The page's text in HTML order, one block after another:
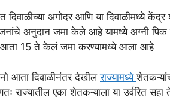
दिवाळीच्या अगोदर आणि या दिवाळीमध्ये
अनुदान जमा केले आहे यामध्ये अग्नी पिक
आता 15 ते केलं जमा करण्यामध्ये आला आहे
आता दिवाळीनंतर देखीलराज्यामध्ये
राज्यातील एका शेतकऱ्याला या उर्वरित